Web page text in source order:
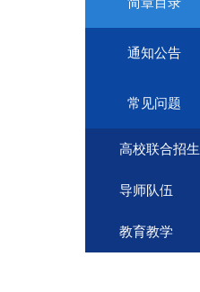
通知公告
常见问题
高校联合招生
导师队伍
教育教学